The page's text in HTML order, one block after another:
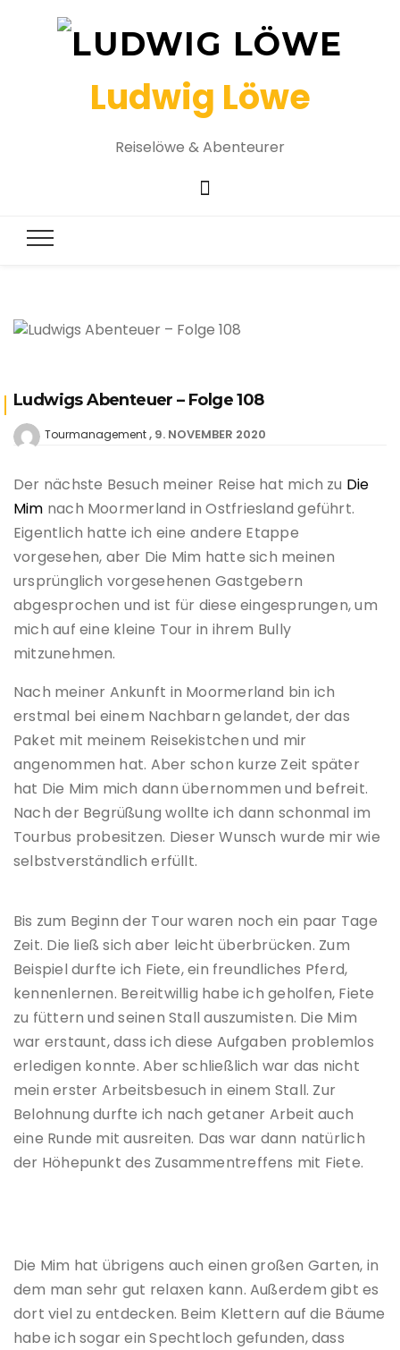
Ludwig Löwe
Reiselöwe & Abenteurer
Ludwigs Abenteuer – Folge 108
Tourmanagement 9. NOVEMBER 2020
Der nächste Besuch meiner Reise hat mich zu Die
Mim nach Moormerland in Ostfriesland geführt.
Eigentlich hatte ich eine andere Etappe
vorgesehen, aber Die Mim hatte sich meinen
ursprünglich vorgesehenen Gastgebern
abgesprochen und ist für diese eingesprungen, um
mich auf eine kleine Tour in ihrem Bully
mitzunehmen.
Nach meiner Ankunft in Moormerland bin ich
erstmal bei einem Nachbarn gelandet, der das
Paket mit meinem Reisekistchen und mir
angenommen hat. Aber schon kurze Zeit später
hat Die Mim mich dann übernommen und befreit.
Nach der Begrüßung wollte ich dann schonmal im
Tourbus probesitzen. Dieser Wunsch wurde mir wie
selbstverständlich erfüllt.
Bis zum Beginn der Tour waren noch ein paar Tage
Zeit. Die ließ sich aber leicht überbrücken. Zum
Beispiel durfte ich Fiete, ein freundliches Pferd,
kennenlernen. Bereitwillig habe ich geholfen, Fiete
zu füttern und seinen Stall auszumisten. Die Mim
war erstaunt, dass ich diese Aufgaben problemlos
erledigen konnte. Aber schließlich war das nicht
mein erster Arbeitsbesuch in einem Stall. Zur
Belohnung durfte ich nach getaner Arbeit auch
eine Runde mit ausreiten. Das war dann natürlich
der Höhepunkt des Zusammentreffens mit Fiete.
Die Mim hat übrigens auch einen großen Garten, in
dem man sehr gut relaxen kann. Außerdem gibt es
dort viel zu entdecken. Beim Klettern auf die Bäume
habe ich sogar ein Spechtloch gefunden, dass